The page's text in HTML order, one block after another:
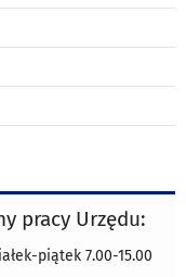
pracy Urzędu:
piątek 7.00-15.00